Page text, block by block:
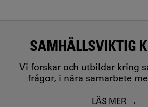
SAMHÄLLSVIKTIG
Vi forskar och utbildar kring
frågor, i nära samarbete
LÄS MER